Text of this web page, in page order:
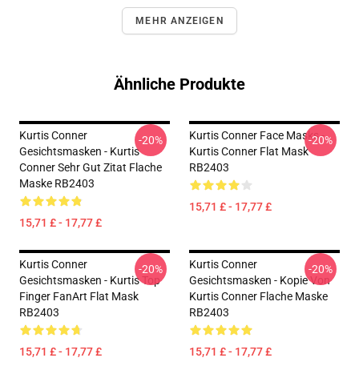
MEHR ANZEIGEN
Ähnliche Produkte
Kurtis Conner
Gesichtsmasken - Kurtis
Conner Sehr Gut Zitat Flache
Maske RB2403
15,71 £ - 17,77 £
-20%
Kurtis Conner Face Masks -
Kurtis Conner Flat Mask
RB2403
15,71 £ - 17,77 £
-20%
Kurtis Conner
Gesichtsmasken - Kurtis Top
Finger FanArt Flat Mask
RB2403
15,71 £ - 17,77 £
-20%
Kurtis Conner
Gesichtsmasken - Kopie Von
Kurtis Conner Flache Maske
RB2403
15,71 £ - 17,77 £
-20%